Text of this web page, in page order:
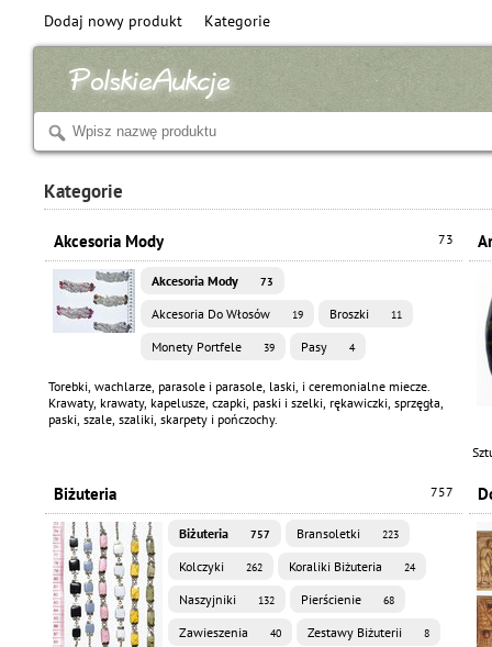
Dodaj nowy produkt Kategorie
Kategorie
Akcesoria Mody 73
Akcesoria Mody 73
Akcesoria Do Włosów 19 Broszki 11
Monety Portfele 39 Pasy 4
Torebki, wachlarze, parasole i parasole, laski, i ceremonialne miecze.
Krawaty, krawaty, kapelusze, czapki, paski i szelki, rękawiczki, sprzęgła,
paski, szale, szaliki, skarpety i pończochy.
Biżuteria 757
Biżuteria 757 Bransoletki 223
Kolczyki 262 Koraliki Biżuteria 24
Naszyjniki 132 Pierścienie 68
Zawieszenia 40 Zestawy Biżuterii 8